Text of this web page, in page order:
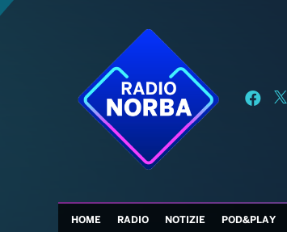
HOME RADIO NOTIZIE POD&PLAY